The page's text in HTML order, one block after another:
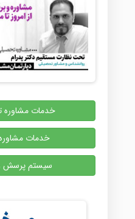
خدمات مشاوره
خدمات
سیستم پرسش